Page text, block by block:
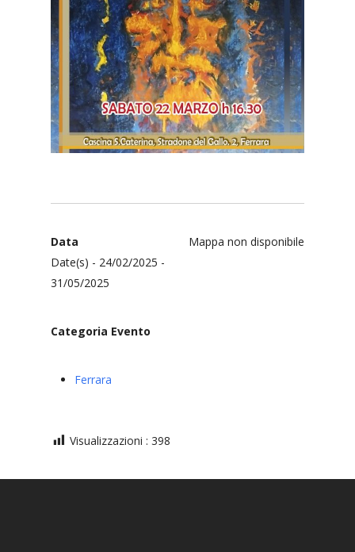
Mappa non disponibile
Data
Date(s) - 24/02/2025 -
31/05/2025
Categoria Evento
Ferrara
Visualizzazioni : 398